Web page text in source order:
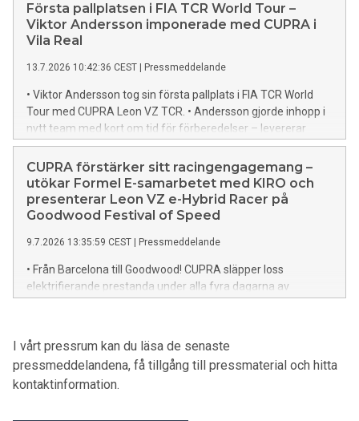
nybilsgaranti, 3 års fri service och 3 års assistans ingår alltid
för svenska kunder. • Plus-varianten har ny
litiumjärnfosfatbatteriteknik (LFP) som ger upp till 300 km
med tre uppgraderingspaket: EDGE, DRIVE och LIGHT &
SOUND.
Första pallplatsen i FIA TCR World Tour –
Viktor Andersson imponerade med CUPRA i
Vila Real
13.7.2026 10:42:36 CEST | Pressmeddelande
• Viktor Andersson tog sin första pallplats i FIA TCR World
Tour med CUPRA Leon VZ TCR. • Andersson gjorde inhopp i
nytt team med kort om tid för förberedelser – levererar
starkt ändå. • ”Det här visar att CUPRA Leon VZ TCR klarar
och är snabb på alla sorters banor”, säger Viktor Andersson.
CUPRA förstärker sitt racingengagemang –
utökar Formel E-samarbetet med KIRO och
presenterar Leon VZ e-Hybrid Racer på
Goodwood Festival of Speed
9.7.2026 13:35:59 CEST | Pressmeddelande
• Från Barcelona till Goodwood! CUPRA släpper loss
elektrifierande prestanda under alla fyra dagarna av
bekräftar att Formel E-samarbetet med KIRO Race Co har
förlängts när mästerskapet går in i den nya Gen4-eran. •
Från väg till racerbana – CUPRA Leon VZ e-Hybrid Racer är
redo att omdefiniera prestanda och tänja på gränserna för
I vårt pressrum kan du läsa de senaste
pressmeddelandena, få tillgång till pressmaterial och hitta
kontaktinformation.